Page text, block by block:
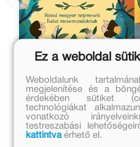
Kié az aranyalma?
Zalka Csenge Virág Dr.
Eredeti ár:
Ez a weboldal
Weboldalunk
megjelenítése és a
érdekében sütiket
technológiákat
vonatkozó
testreszabási
kattintvaérhető el.